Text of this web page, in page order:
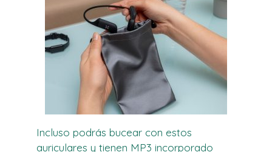
Incluso podrás bucear con estos
auriculares y tienen MP3 incorporado